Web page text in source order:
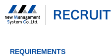
TOP
REQUIREMENTS